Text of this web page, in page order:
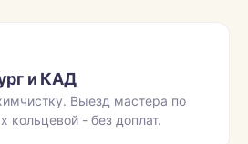
и КАД
Выезд мастера по
кольцевой - без доплат.